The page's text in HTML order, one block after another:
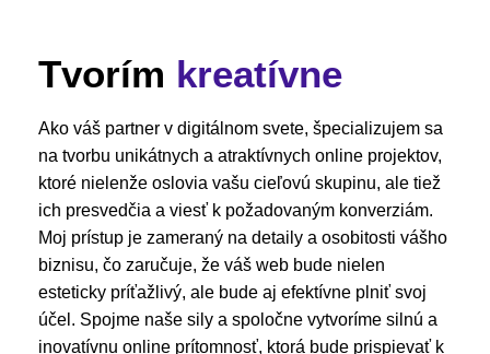
Tvorím kreatívne
Ako váš partner v digitálnom svete, špecializujem sa
na tvorbu unikátnych a atraktívnych online projektov,
ktoré nielenže oslovia vašu cieľovú skupinu, ale tiež
ich presvedčia a viesť k požadovaným konverziám.
Moj prístup je zameraný na detaily a osobitosti vášho
biznisu, čo zaručuje, že váš web bude nielen
esteticky príťažlivý, ale bude aj efektívne plniť svoj
účel. Spojme naše sily a spoločne vytvoríme silnú a
inovatívnu online prítomnosť, ktorá bude prispievať k